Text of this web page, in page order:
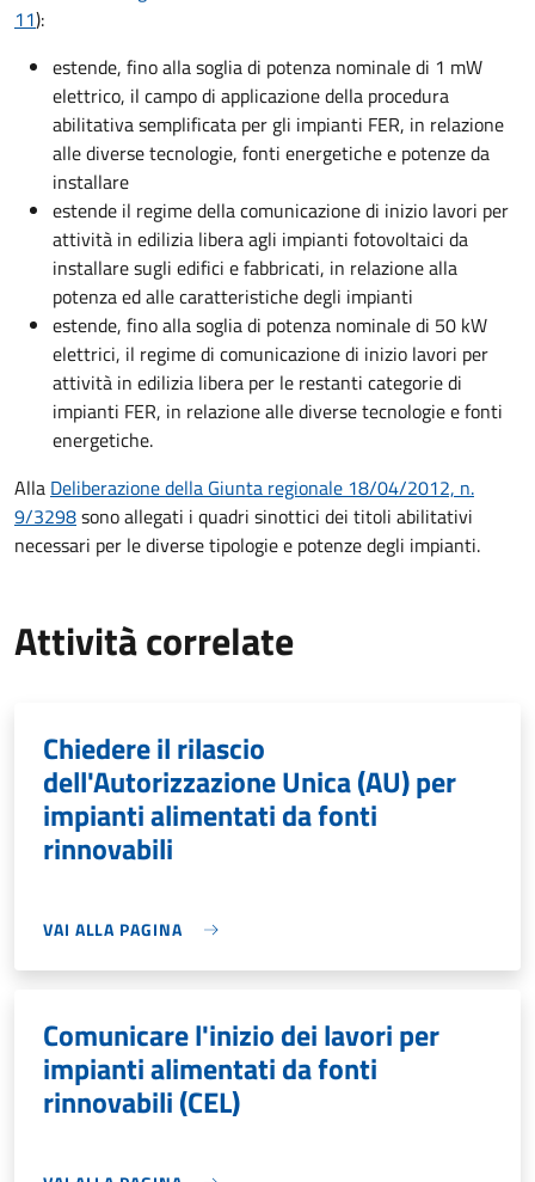
11):
estende, fino alla soglia di potenza nominale di 1 mW
elettrico, il campo di applicazione della procedura
abilitativa semplificata per gli impianti FER, in relazione
alle diverse tecnologie, fonti energetiche e potenze da
installare
estende il regime della comunicazione di inizio lavori per
attività in edilizia libera agli impianti fotovoltaici da
installare sugli edifici e fabbricati, in relazione alla
potenza ed alle caratteristiche degli impianti
estende, fino alla soglia di potenza nominale di 50 kW
elettrici, il regime di comunicazione di inizio lavori per
attività in edilizia libera per le restanti categorie di
impianti FER, in relazione alle diverse tecnologie e fonti
energetiche.
Alla Deliberazione della Giunta regionale 18/04/2012, n.
9/3298sono allegati i quadri sinottici dei titoli abilitativi
necessari per le diverse tipologie e potenze degli impianti.
Attività correlate
Chiedere il rilascio
dell'Autorizzazione Unica (AU) per
impianti alimentati da fonti
rinnovabili
VAI ALLA PAGINA
Comunicare l'inizio dei lavori per
impianti alimentati da fonti
rinnovabili (CEL)